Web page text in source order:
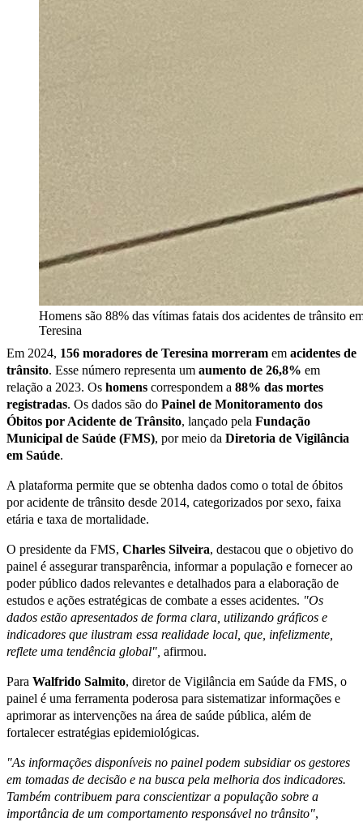
Homens são 88% das vítimas fatais dos acidentes de trânsito
Teresina
Em 2024, 156 moradores de Teresina morreram em acidentes de
trânsito. Esse número representa um aumento de 26,8% em
relação a 2023. Os homens correspondem a 88% das mortes
registradas. Os dados são do Painel de Monitoramento dos
Óbitos por Acidente de Trânsito, lançado pela Fundação
Municipal de Saúde (FMS), por meio da Diretoria de Vigilância
em Saúde.
A plataforma permite que se obtenha dados como o total de óbitos
por acidente de trânsito desde 2014, categorizados por sexo, faixa
etária e taxa de mortalidade.
O presidente da FMS, Charles Silveira, destacou que o objetivo do
painel é assegurar transparência, informar a população e fornecer ao
poder público dados relevantes e detalhados para a elaboração de
estudos e ações estratégicas de combate a esses acidentes. "Os
dados estão apresentados de forma clara, utilizando gráficos e
indicadores que ilustram essa realidade local, que, infelizmente,
reflete uma tendência global", afirmou.
Para Walfrido Salmito, diretor de Vigilância em Saúde da FMS, o
painel é uma ferramenta poderosa para sistematizar informações e
aprimorar as intervenções na área de saúde pública, além de
fortalecer estratégias epidemiológicas.
"As informações disponíveis no painel podem subsidiar os gestores
em tomadas de decisão e na busca pela melhoria dos indicadores.
Também contribuem para conscientizar a população sobre a
importância de um comportamento responsável no trânsito",